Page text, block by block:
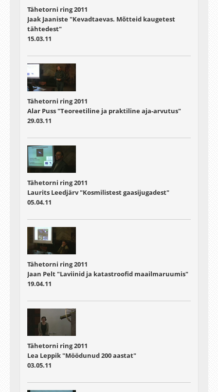
Tähetorni ring 2011
Jaak Jaaniste "Kevadtaevas. Mõtteid kaugetest
tähtedest"
15.03.11
Tähetorni ring 2011
Alar Puss "Teoreetiline ja praktiline aja-arvutus"
29.03.11
Tähetorni ring 2011
Laurits Leedjärv "Kosmilistest gaasijugadest"
05.04.11
Tähetorni ring 2011
Jaan Pelt "Laviinid ja katastroofid maailmaruumis"
19.04.11
Tähetorni ring 2011
Lea Leppik "Möödunud 200 aastat"
03.05.11